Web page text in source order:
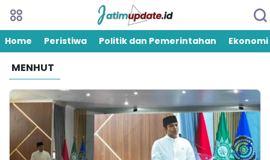
Home Peristiwa Politik dan Pemerintahan Ekonomi
MENHUT